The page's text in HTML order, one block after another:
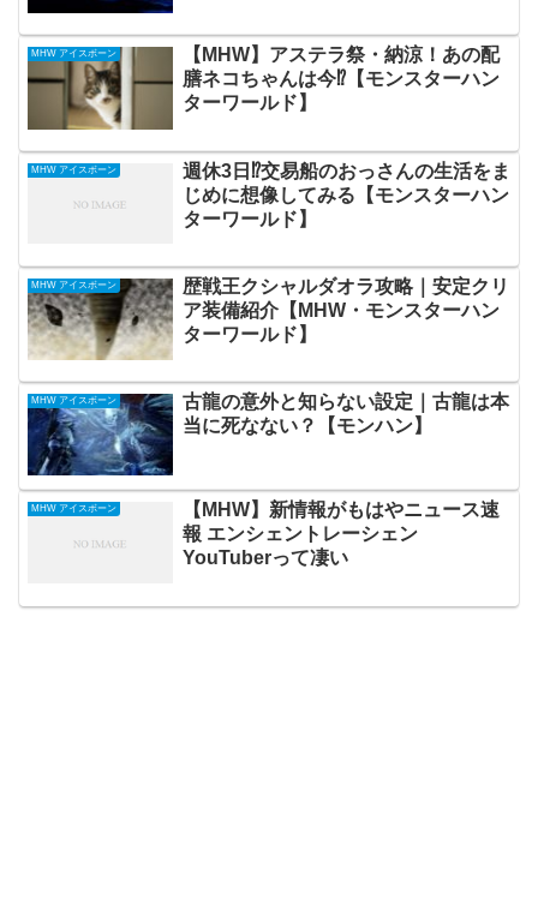
MHW アイスボーン
【MHW】アステラ祭・納涼！あの配
膳ネコちゃんは今⁉【モンスターハン
ターワールド】
MHW アイスボーン
週休3日⁉交易船のおっさんの生活をま
じめに想像してみる【モンスターハン
ターワールド】
MHW アイスボーン
歴戦王クシャルダオラ攻略｜安定クリ
ア装備紹介【MHW・モンスターハン
ターワールド】
MHW アイスボーン
古龍の意外と知らない設定｜古龍は本
当に死なない？【モンハン】
MHW アイスボーン
【MHW】新情報がもはやニュース速
報 エンシェントレーシェン
YouTuberって凄い